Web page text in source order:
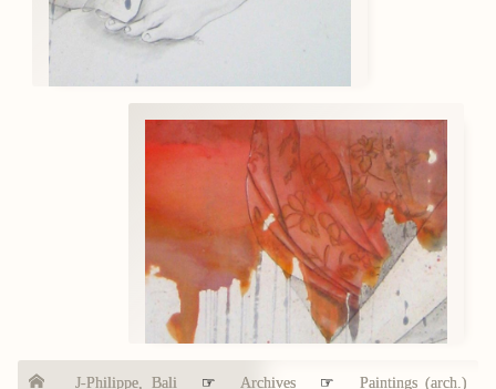
J-Philippe, Bali ☞ Archives ☞ Paintings (arch.)